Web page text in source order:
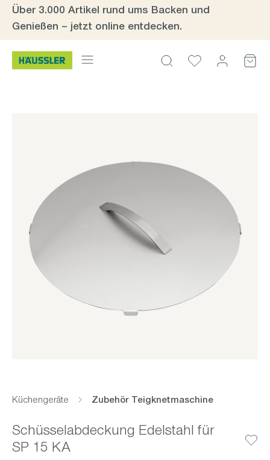
Zum Hauptinhalt springen
Über 3.000 Artikel rund ums Backen und
Genießen – jetzt online entdecken.
Küchengeräte Zubehör Teigknetmaschine
Schüsselabdeckung Edelstahl für
SP 15 KA